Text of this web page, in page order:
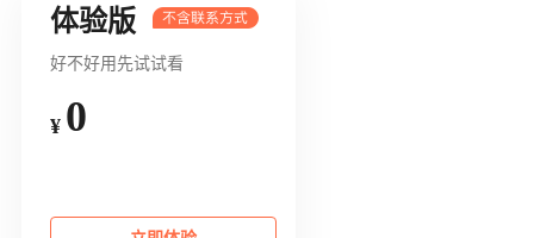
体验版
好不好用先试试看
¥ 0